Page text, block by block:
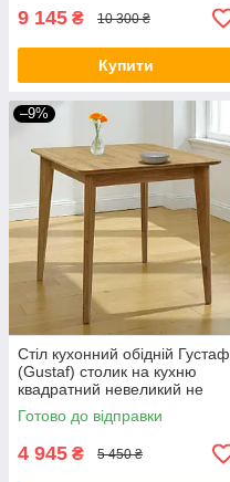
9 145 ₴ 10 300 ₴
Купити
–9%
Стіл кухонний обідній Густаф
(Gustaf) столик на кухню
квадратний невеликий не
розкладний дерев'яний
сучасний для кухні
Готово до відправки
4 945 ₴ 5 450 ₴